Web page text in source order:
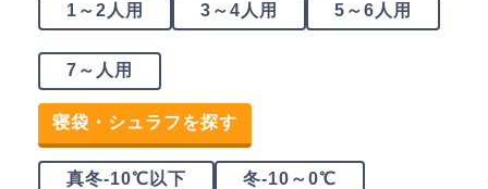
1～2人用 3～4人用 5～6人用
7～人用
寝袋・シュラフを探す
真冬-10℃以下 冬-10～0℃